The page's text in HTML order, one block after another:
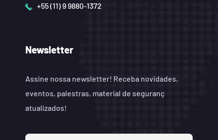
+55 (11) 9 9880-1372
Newsletter
Assine nossa newsletter! Receba novidades,
eventos, palestras, material de seguranç
atualizados!